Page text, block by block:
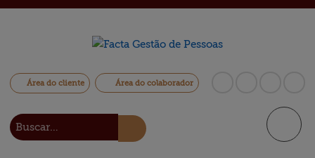
Área do colaborador
Área do cliente